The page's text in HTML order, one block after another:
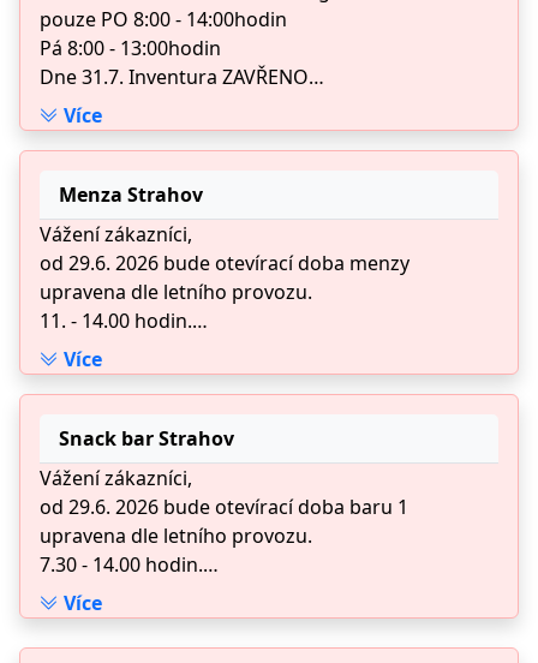
pouze PO 8:00 - 14:00hodin
Pá 8:00 - 13:00hodin
Dne 31.7. Inventura ZAVŘENO
Od 1.9.2026 Normální provoz
Více
Menza Strahov
Vážení zákazníci,
od 29.6. 2026 bude otevírací doba menzy
upravena dle letního provozu.
11. - 14.00 hodin.
Děkujeme za pochopení a přejeme Vám příjemné
letní dny.
Více
Snack bar Strahov
Vážení zákazníci,
od 29.6. 2026 bude otevírací doba baru 1
upravena dle letního provozu.
7.30 - 14.00 hodin.
Děkujeme za pochopení a přejeme Vám příjemné
letní dny.
Více